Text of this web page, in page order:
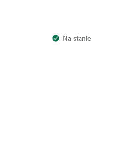
Na stanie